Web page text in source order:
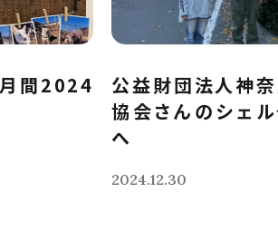
間2024
公益財団法人神
協会さんのシェ
へ
2024.12.30